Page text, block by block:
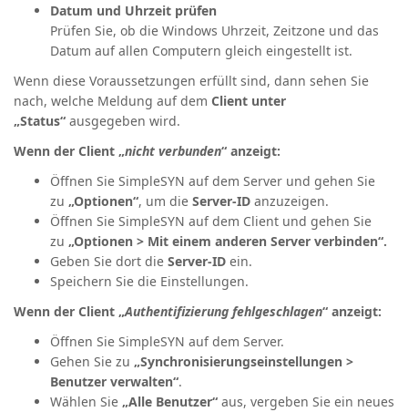
Datum und Uhrzeit prüfen
Prüfen Sie, ob die Windows Uhrzeit, Zeitzone und das
Datum auf allen Computern gleich eingestellt ist.
Wenn diese Voraussetzungen erfüllt sind, dann sehen Sie
nach, welche Meldung auf dem Client unter
„Status“ ausgegeben wird.
Wenn der Client „nicht verbunden“ anzeigt:
Öffnen Sie SimpleSYN auf dem Server und gehen Sie
zu „Optionen“, um die Server-ID anzuzeigen.
Öffnen Sie SimpleSYN auf dem Client und gehen Sie
zu „Optionen > Mit einem anderen Server verbinden“.
Geben Sie dort die Server-ID ein.
Speichern Sie die Einstellungen.
Wenn der Client „Authentifizierung fehlgeschlagen“ anzeigt:
Öffnen Sie SimpleSYN auf dem Server.
Gehen Sie zu „Synchronisierungseinstellungen >
Benutzer verwalten“.
Wählen Sie „Alle Benutzer“ aus, vergeben Sie ein neues